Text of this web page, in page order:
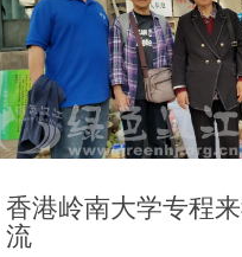
香港岭南大学专程
流